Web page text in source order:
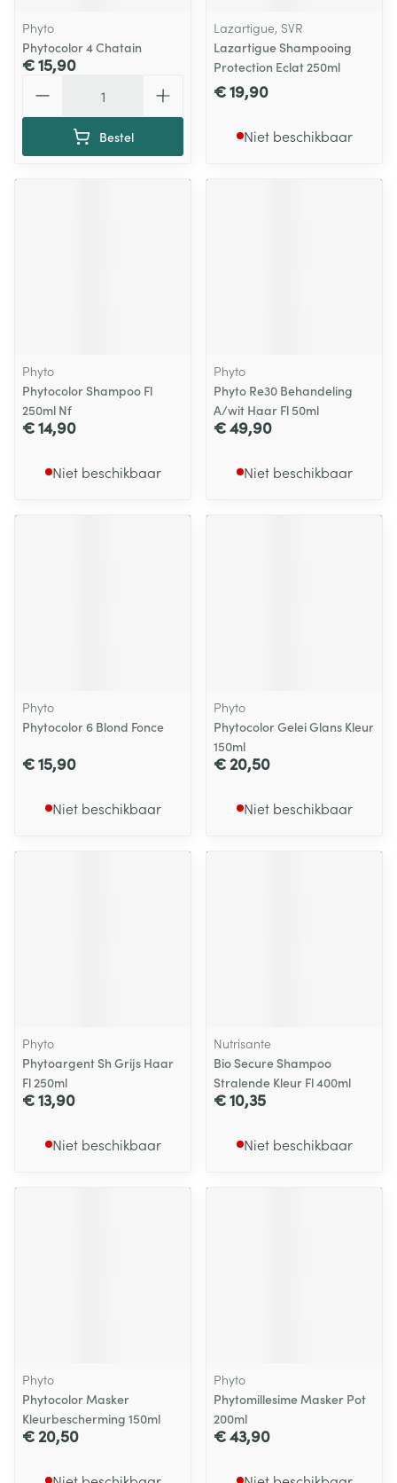
Phyto
Phytocolor 4 Chatain
€ 15,90
Bestel
Lazartigue, SVR
Lazartigue Shampooing
Protection Eclat 250ml
€ 19,90
Niet beschikbaar
Phyto
Phytocolor Shampoo Fl
250ml Nf
€ 14,90
Niet beschikbaar
Phyto
Phyto Re30 Behandeling
A/wit Haar Fl 50ml
€ 49,90
Niet beschikbaar
Phyto
Phytocolor 6 Blond Fonce
€ 15,90
Niet beschikbaar
Phyto
Phytocolor Gelei Glans Kleur
150ml
€ 20,50
Niet beschikbaar
Phyto
Phytoargent Sh Grijs Haar
Fl 250ml
€ 13,90
Niet beschikbaar
Nutrisante
Bio Secure Shampoo
Stralende Kleur Fl 400ml
€ 10,35
Niet beschikbaar
Phyto
Phytocolor Masker
Kleurbescherming 150ml
€ 20,50
Phyto
Phytomillesime Masker Pot
200ml
€ 43,90